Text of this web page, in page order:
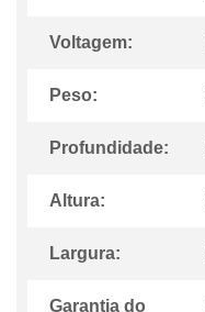
Voltagem:
Peso:
Profundidade:
Altura:
Largura:
Garantia do